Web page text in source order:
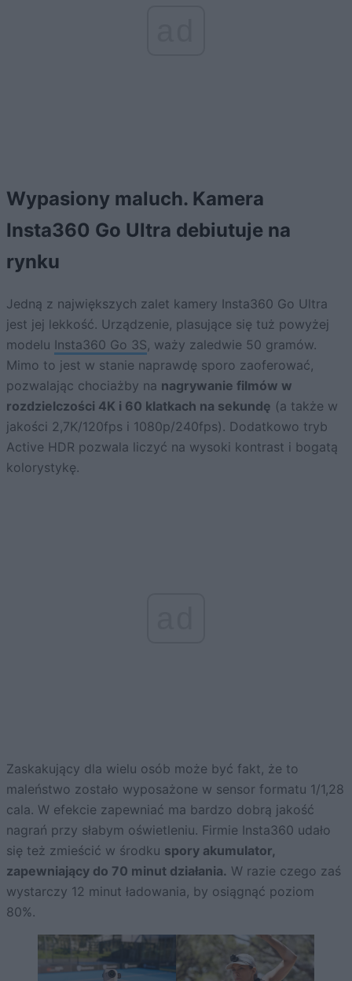
Wypasiony maluch. Kamera
Insta360 Go Ultra debiutuje na
rynku
Jedną z największych zalet kamery Insta360 Go Ultra
jest jej lekkość. Urządzenie, plasujące się tuż powyżej
modelu Insta360 Go 3S, waży zaledwie 50 gramów.
Mimo to jest w stanie naprawdę sporo zaoferować,
pozwalając chociażby na nagrywanie filmów w
rozdzielczości 4K i 60 klatkach na sekundę (a także w
jakości 2,7K/120fps i 1080p/240fps). Dodatkowo tryb
Active HDR pozwala liczyć na wysoki kontrast i bogatą
kolorystykę.
Zaskakujący dla wielu osób może być fakt, że to
maleństwo zostało wyposażone w sensor formatu 1/1,28
cala. W efekcie zapewniać ma bardzo dobrą jakość
nagrań przy słabym oświetleniu. Firmie Insta360 udało
się też zmieścić w środku spory akumulator,
zapewniający do 70 minut działania. W razie czego zaś
wystarczy 12 minut ładowania, by osiągnąć poziom
80%.